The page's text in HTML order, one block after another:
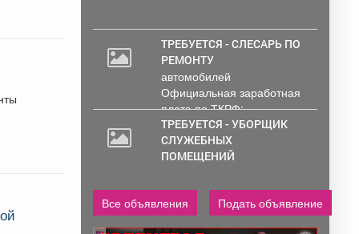
ТРЕБУЕТСЯ - СЛЕСАРЬ ПО
РЕМОНТУ
автомобилей
Официальная заработная
плата по ТКРФ;
социальные гарантии и
уверенность в...
ТРЕБУЕТСЯ - УБОРЩИК
СЛУЖЕБНЫХ
ПОМЕЩЕНИЙ
Все объявления Подать объявление